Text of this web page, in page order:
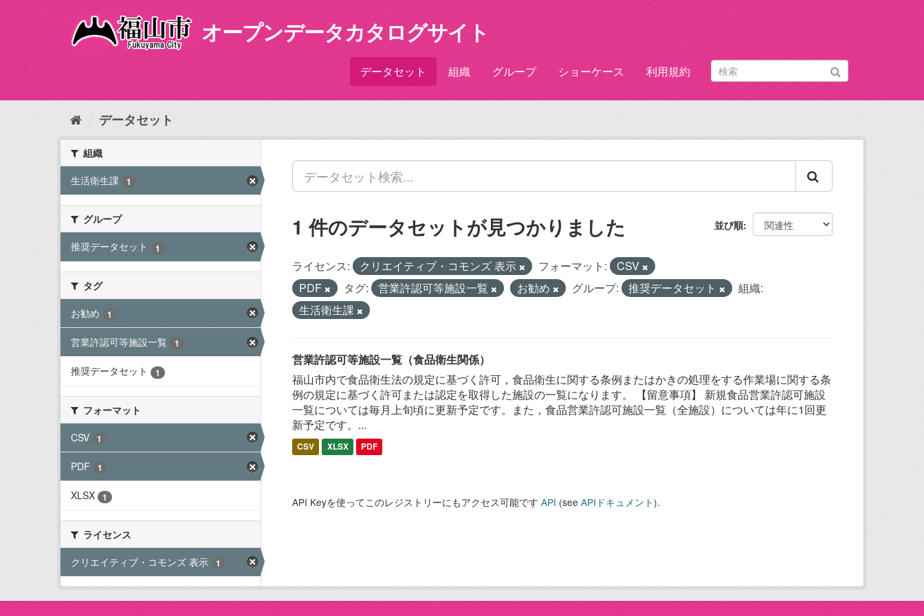
内
オープンデータカタログサイト
データセット 組織 グループ ショーケース 利用規約
データセット
組織
生活衛生課
1
グループ
推奨データセット
1
タグ
お勧め
1
営業許認可等施設一覧 1
推奨データセット 1
フォーマット
CSV
1
PDF 1
XLSX 1
ライセンス
クリエイティブ・コモンズ 表示
1
並び順
1 件のデータセットが見つかりました
ライセンス: クリエイティブ・コモンズ 表示 フォーマット:
CSV
PDF
タグ: 営業許認可等施設一覧 お勧め グループ: 推奨データセット
組織:
生活衛生課
営業許認可等施設一覧（食品衛生関係）
福山市内で食品衛生法の規定に基づく許可，食品衛生に関する条例またはかきの処理をする作業場に関する条
例の規定に基づく許可または認定を取得した施設の一覧になります。 【留意事項】 新規食品営業許認可施設
一覧については毎月上旬頃に更新予定です。また，食品営業許認可施設一覧（全施設）については年に1回更
新予定です。...
CSV XLSX PDF
API Keyを使ってこのレジストリーにもアクセス可能です API (see APIドキュメント).